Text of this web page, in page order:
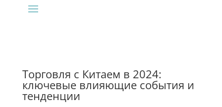
Торговля с Китаем в 2024:
ключевые влияющие события и
тенденции